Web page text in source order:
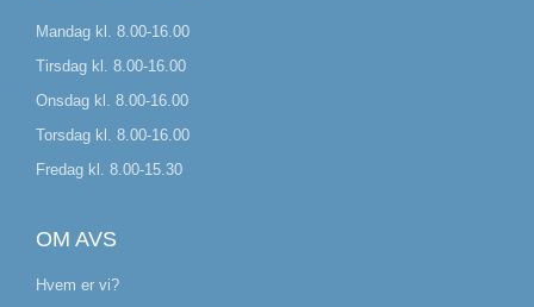
Mandag kl. 8.00-16.00
Tirsdag kl. 8.00-16.00
Onsdag kl. 8.00-16.00
Torsdag kl. 8.00-16.00
Fredag kl. 8.00-15.30
OM AVS
Hvem er vi?